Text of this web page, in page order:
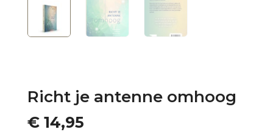
Richt je antenne omhoog
€14,95